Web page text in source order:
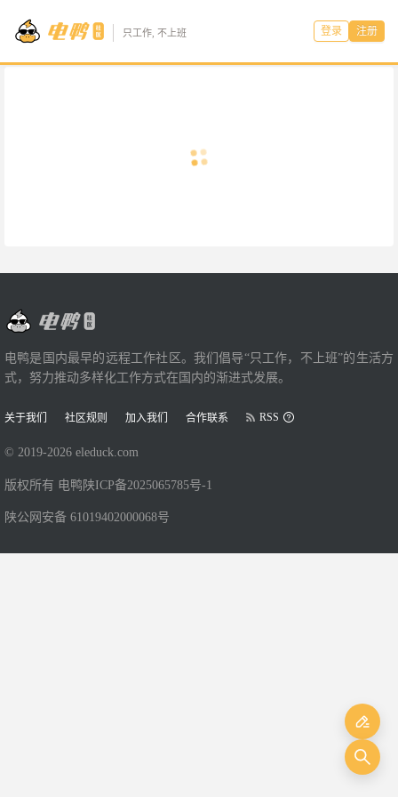
只工作, 不上班 登录 注册
电鸭是国内最早的远程工作社区。我们倡导“只工作，不上班”的生活方
式，努力推动多样化工作方式在国内的渐进式发展。
关于我们 社区规则 加入我们 合作联系 RSS
© 2019-2026 eleduck.com
版权所有 电鸭 陕ICP备2025065785号-1
陕公网安备 61019402000068号